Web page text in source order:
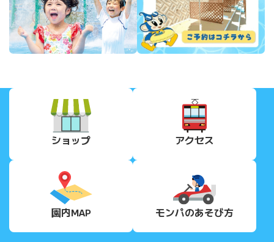
ショップ アクセス
園内MAP モンパのあそび方